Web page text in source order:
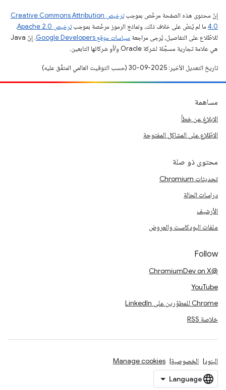
إنّ محتوى هذه الصفحة مرخّص بموجب
ترخيص Creative Commons Attribution
4.0‏ ما لم يُنصّ على خلاف ذلك، ونماذج الرموز مرخّصة بموجبترخيص Apache 2.0‏
.
للاطّلاع على التفاصيل، يُرجى مراجعة سياسات موقع Google Developers‏
. إنّ Java
هي علامة تجارية مسجَّلة لشركة Oracle و/أو شركائها التابعين.
تاريخ التعديل الأخير: 2025-09-30 (حسب التوقيت العالمي المتفَّق عليه)
مساهمة
الإبلاغ عن خطأ
الاطّلاع على المشاكل المفتوحة
محتوى ذو صلة
تحديثات Chromium
دراسات الحالة
الأرشيف
ملفات البودكاست والعروض
Follow
@ChromiumDev on X
YouTube
Chrome للمطوّرين على LinkedIn
خلاصة RSS
البنود الخصوصية Manage cookies